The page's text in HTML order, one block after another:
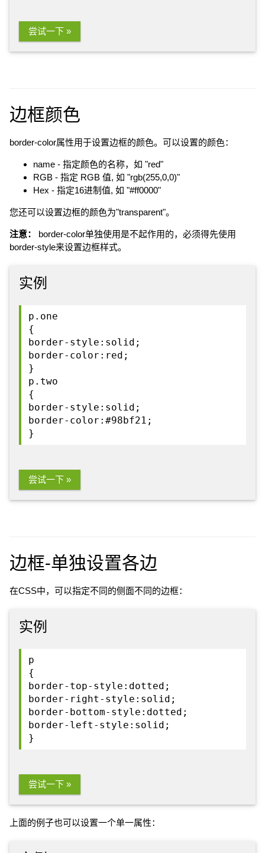
尝试一下 »
边框颜色
border-color属性用于设置边框的颜色。可以设置的颜色：
name - 指定颜色的名称，如 "red"
RGB - 指定 RGB 值, 如 "rgb(255,0,0)"
Hex - 指定16进制值, 如 "#ff0000"
您还可以设置边框的颜色为"transparent"。
注意：
border-color单独使用是不起作用的，必须得先使用
border-style来设置边框样式。
实例
p.one
{
border-style:solid;
border-color:red;
}
p.two
{
border-style:solid;
border-color:#98bf21;
}
尝试一下 »
边框-单独设置各边
在CSS中，可以指定不同的侧面不同的边框：
实例
p
{
border-top-style:dotted;
border-right-style:solid;
border-bottom-style:dotted;
border-left-style:solid;
}
尝试一下 »
上面的例子也可以设置一个单一属性：